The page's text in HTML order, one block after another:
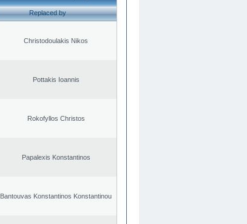
Replaced by
Christodoulakis Nikos
Pottakis Ioannis
Rokofyllos Christos
Papalexis Konstantinos
Bantouvas Konstantinos Konstantinou